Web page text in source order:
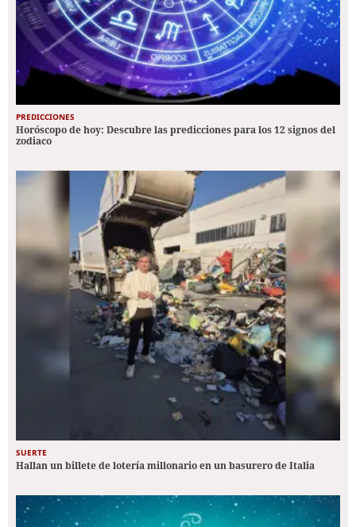
PREDICCIONES
Horóscopo de hoy: Descubre las predicciones para los 12 signos del
zodiaco
SUERTE
Hallan un billete de lotería millonario en un basurero de Italia